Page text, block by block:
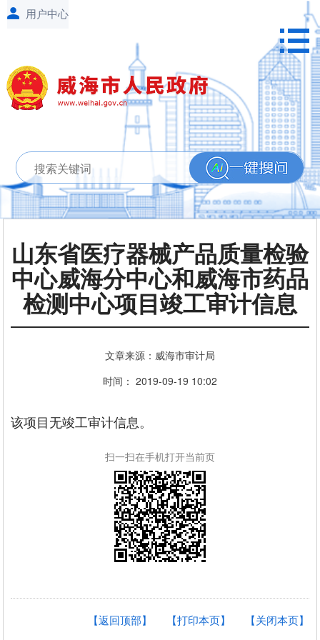
山东省医疗器械产品质量检验
中心威海分中心和威海市药品
检测中心项目竣工审计信息
文章来源：威海市审计局
时间： 2019-09-19 10:02
该项目无竣工审计信息。
扫一扫在手机打开当前页
【关闭本页】
【打印本页】
【返回顶部】